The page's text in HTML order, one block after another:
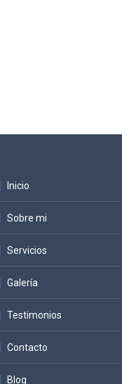
Inicio
Sobre mi
Servicios
Galería
Testimonios
Contacto
Blog